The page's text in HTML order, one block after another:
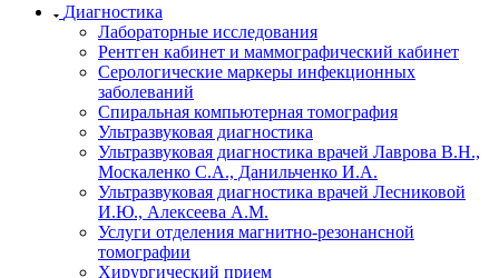
Диагностика
Лабораторные исследования
Рентген кабинет и маммографический кабинет
Серологические маркеры инфекционных
заболеваний
Спиральная компьютерная томография
Ультразвуковая диагностика
Ультразвуковая диагностика врачей Лаврова В.Н.,
Москаленко С.А., Данильченко И.А.
Ультразвуковая диагностика врачей Лесниковой
И.Ю., Алексеева А.М.
Услуги отделения магнитно-резонансной
томографии
Хирургический прием